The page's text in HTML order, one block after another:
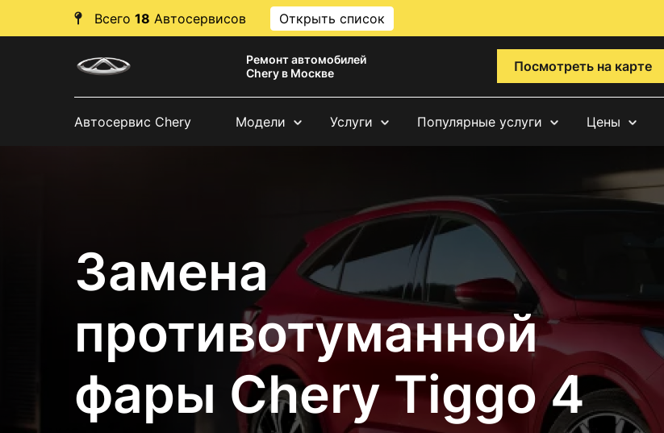
Всего 18 Автосервисов Открыть список
Ремонт автомобилей
Chery в Москве
Посмотреть на карте
Автосервис Chery Модели Услуги Популярные услуги Цены
Замена
противотуманной
фары Chery Tiggo 4